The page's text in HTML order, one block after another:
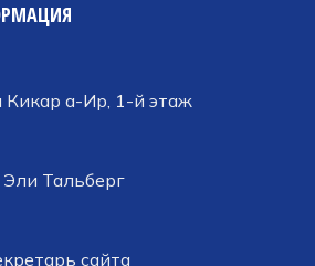
Кикар а-Ир, 1-й этаж
Тальберг
сайта